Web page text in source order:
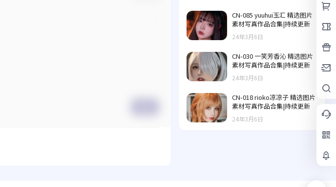
CN-085 yuuhui玉汇 精选图片
素材写真作品合集|持续更新
24年3月6日
CN-030 一笑芳香沁 精选图片
素材写真作品合集|持续更新
24年3月6日
CN-018 rioko凉凉子 精选图片
素材写真作品合集|持续更新
24年3月6日